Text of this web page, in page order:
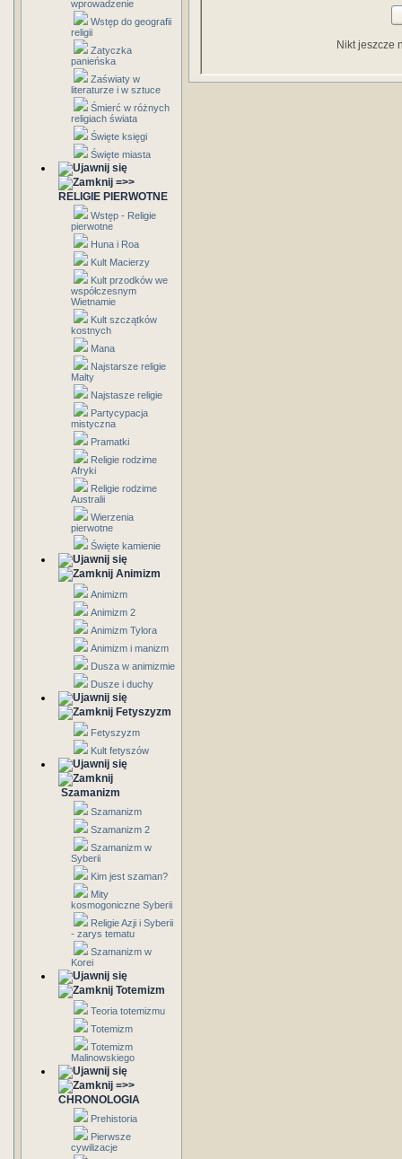
wprowadzenie
Wstęp do geografii
religii
Zatyczka
panieńska
Zaświaty w
literaturze i w sztuce
Śmierć w różnych
religiach świata
Święte księgi
Święte miasta
=>>
RELIGIE PIERWOTNE
Wstęp - Religie
pierwotne
Huna i Roa
Kult Macierzy
Kult przodków we
współczesnym
Wietnamie
Kult szczątków
kostnych
Mana
Najstarsze religie
Malty
Najstasze religie
Partycypacja
mistyczna
Pramatki
Religie rodzime
Afryki
Religie rodzime
Australii
Wierzenia
pierwotne
Święte kamienie
Animizm
Animizm
Animizm 2
Animizm Tylora
Animizm i manizm
Dusza w animizmie
Dusze i duchy
Fetyszyzm
Fetyszyzm
Kult fetyszów
Szamanizm
Szamanizm
Szamanizm 2
Szamanizm w
Syberii
Kim jest szaman?
Mity
kosmogoniczne Syberii
Religie Azji i Syberii
- zarys tematu
Szamanizm w
Korei
Totemizm
Teoria totemizmu
Totemizm
Totemizm
Malinowskiego
=>>
CHRONOLOGIA
Prehistoria
Pierwsze
cywilizacje
Nikt jeszcze